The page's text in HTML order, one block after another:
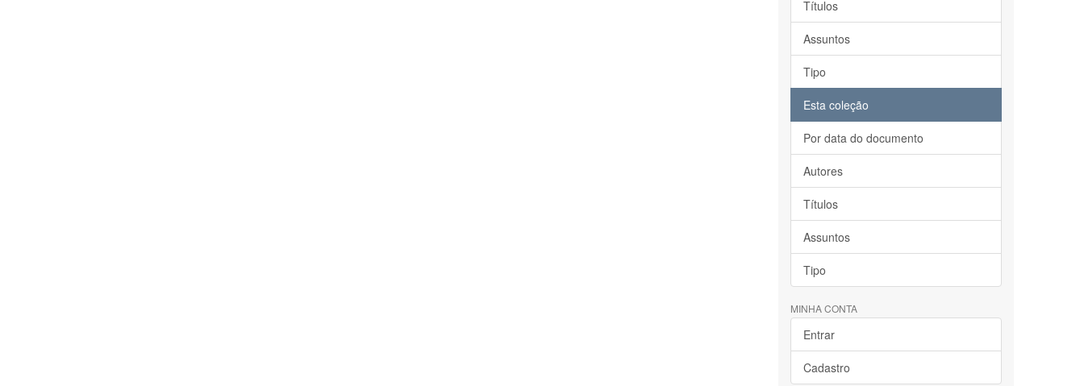
Títulos
Assuntos
Tipo
Esta coleção
Por data do documento
Autores
Títulos
Assuntos
Tipo
MINHA CONTA
Entrar
Cadastro